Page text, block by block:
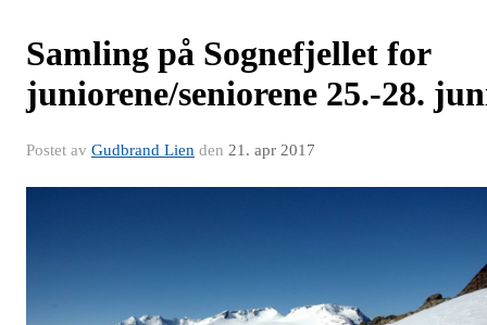
Samling på Sognefjellet for
juniorene/seniorene 25.-28.
Postet av Gudbrand Lien den 21. apr 2017